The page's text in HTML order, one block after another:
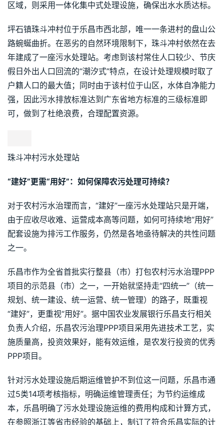
区域，则采用一体化集中式处理设施，确保出水水质达标。
坪石镇珠斗冲村位于乐昌市西北部，唯一一条进村的盘山公
路蜿蜒曲折。在恶劣的自然环境限制下，珠斗冲村依然在去
年建成了一座污水处理站。考虑到该村常住人口较少、节庆
假日外出人口回流的“潮汐式”特点，在设计处理规模时取了
户籍人口的最大值；同时由于该村位于山区，水体自净能力
强，因此污水排放标准达到广东省地方标准的三级标准即
可，做到了杜绝浪费，合理配置资源。
珠斗冲村污水处理站
“建好”更需“用好”：如何保障农污处理可持续？
对于农村污水治理而言，“建好”一座污水处理站只是开端，
由于应收尽收难、运营成本高等问题，如何可持续地“用好”
配套设施为排污工作服务，仍然是各地亟待解决的共性问题
之一。
乐昌市作为全省首批实行整县（市）打包农村污水治理PPP
项目的示范县（市）之一，一开始就坚持走“四统一”（统一
规划、统一建设、统一运营、统一管理）的路子，既重视
“建好”，更重视“用好”。据中国农业发展银行乐昌支行相关
负责人介绍，乐昌农污治理PPP项目采用先进技术工艺，实
施质量高，投资效果好，能有效运维，是农发行投资的优秀
PPP项目。
针对污水处理设施后期运维管护不到位这一问题，乐昌市通
过5类14项考核指标，明确运维管理责任；为节约运维成
本，乐昌明确了污水处理设施运维的费用构成和计算方式，
在参照浙江等省市经验的基础上，制订了符合乐昌实际的计